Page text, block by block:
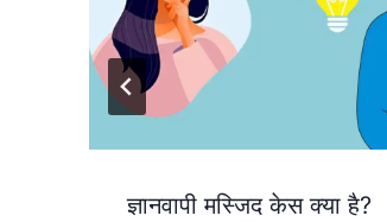
ज्ञानवापी मस्जिद केस क्या है?